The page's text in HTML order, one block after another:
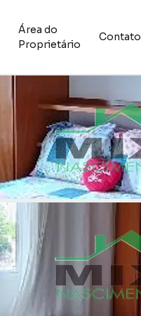
Área do
Proprietário
Contato